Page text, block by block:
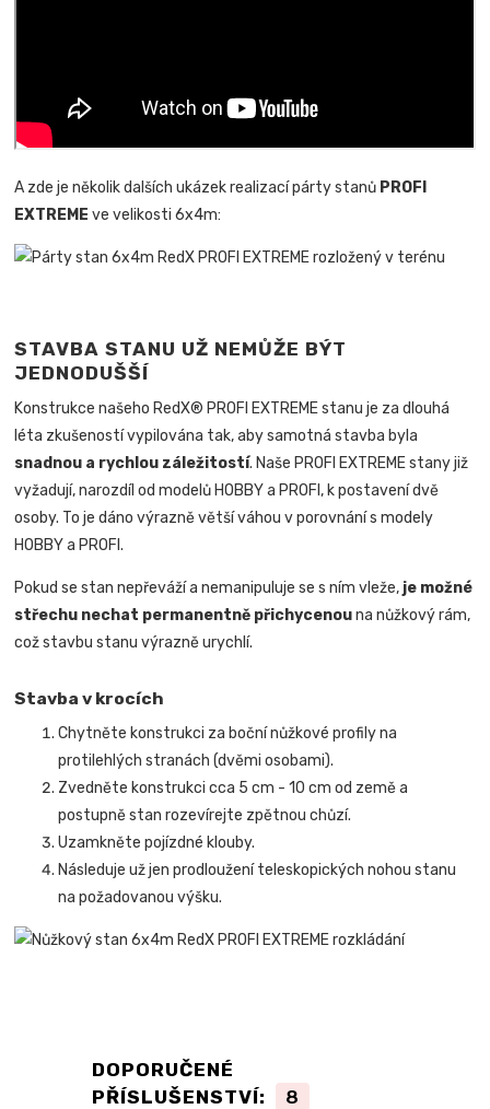
A zde je několik dalších ukázek realizací párty stanů PROFI
EXTREME ve velikosti 6x4m:
STAVBA STANU UŽ NEMŮŽE BÝT
JEDNODUŠŠÍ
Konstrukce našeho RedX® PROFI EXTREME stanu je za dlouhá
léta zkušeností vypilována tak, aby samotná stavba byla
snadnou a rychlou záležitostí. Naše PROFI EXTREME stany již
vyžadují, narozdíl od modelů HOBBY a PROFI, k postavení dvě
osoby. To je dáno výrazně větší váhou v porovnání s modely
HOBBY a PROFI.
Pokud se stan nepřeváží a nemanipuluje se s ním vleže, je možné
střechu nechat permanentně přichycenouna nůžkový rám,
což stavbu stanu výrazně urychlí.
Stavba v krocích
Chytněte konstrukci za boční nůžkové profily na
protilehlých stranách (dvěmi osobami).
Zvedněte konstrukci cca 5 cm - 10 cm od země a
postupně stan rozevírejte zpětnou chůzí.
Uzamkněte pojízdné klouby.
Následuje už jen prodloužení teleskopických nohou stanu
na požadovanou výšku.
DOPORUČENÉ
PŘÍSLUŠENSTVÍ:
8